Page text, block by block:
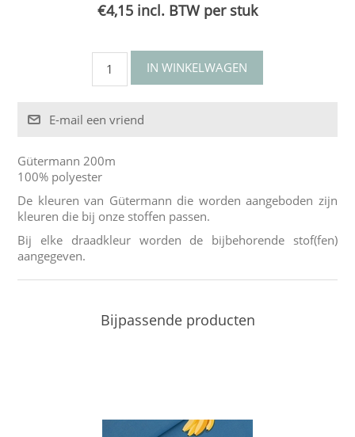
€4,15 incl. BTW per stuk
Gütermann 200m
100% polyester
De kleuren van Gütermann die worden aangeboden zijn
kleuren die bij onze stoffen passen.
Bij elke draadkleur worden de bijbehorende stof(fen)
aangegeven.
Bijpassende producten